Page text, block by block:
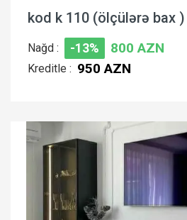
kod k 110 (ölçülərə bax )
Nağd : -13% 800 AZN
Kreditle : 950 AZN